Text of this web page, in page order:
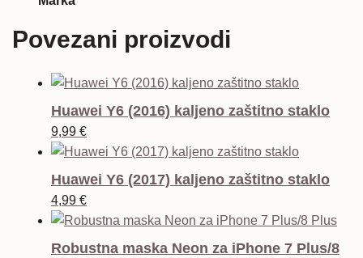
Povezani proizvodi
Huawei Y6 (2016) kaljeno zaštitno staklo
9,99 €
Huawei Y6 (2017) kaljeno zaštitno staklo
4,99 €
Robustna maska Neon za iPhone 7 Plus/8